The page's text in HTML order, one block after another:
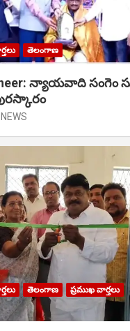
తెలంగాణ
న్యాయవాది సంగెం
తెలంగాణ
ప్రముఖ వార్తలు